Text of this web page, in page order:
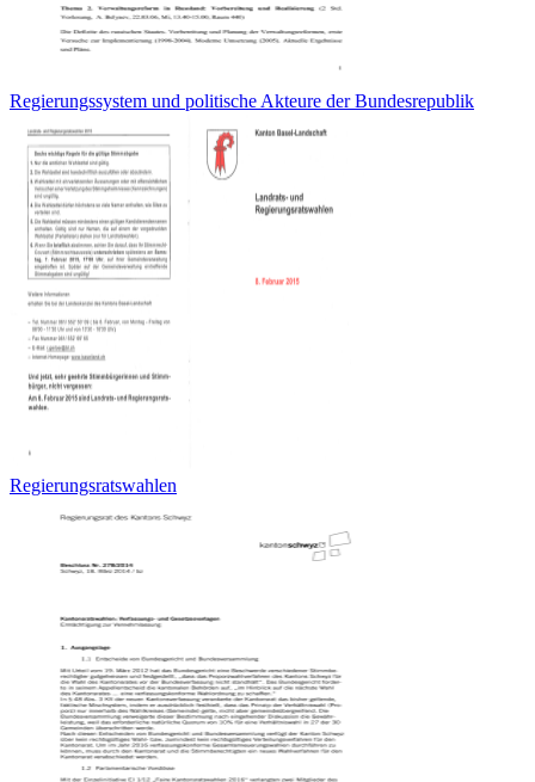
Regierungssystem und politische Akteure der Bundesrepublik
Regierungsratswahlen